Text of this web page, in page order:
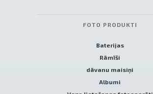
FOTO PRODUKTI
Baterijas
Rāmīši
dāvanu maisiņi
Albumi